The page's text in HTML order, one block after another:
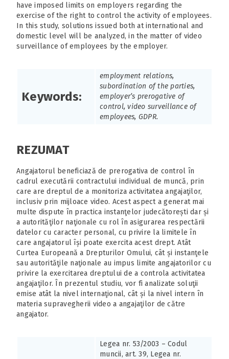
have imposed limits on employers regarding the
exercise of the right to control the activity of employees.
In this study, solutions issued both at international and
domestic level will be analyzed, in the matter of video
surveillance of employees by the employer.
Keywords:
employment relations,
subordination of the parties,
employer’s prerogative of
control, video surveillance of
employees, GDPR.
REZUMAT
Angajatorul beneficiază de prerogativa de control în
cadrul executării contractului individual de muncă, prin
care are dreptul de a monitoriza activitatea angajaţilor,
inclusiv prin mijloace video. Acest aspect a generat mai
multe dispute în practica instanţelor judecătorești dar și
a autorităţilor naţionale cu rol în asigurarea respectării
datelor cu caracter personal, cu privire la limitele în
care angajatorul își poate exercita acest drept. Atât
Curtea Europeană a Drepturilor Omului, cât și instanţele
sau autorităţile naţionale au impus limite angajatorilor cu
privire la exercitarea dreptului de a controla activitatea
angajaţilor. În prezentul studiu, vor fi analizate soluţii
emise atât la nivel internaţional, cât și la nivel intern în
materia supravegherii video a angajaţilor de către
angajator.
Legea nr. 53/2003 – Codul
muncii, art. 39, Legea nr.